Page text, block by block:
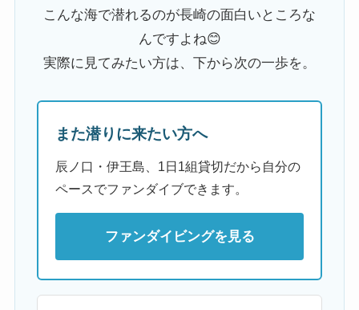
こんな海で潜れるのが長崎の面白いところな
んですよね😊
実際に見てみたい方は、下から次の一歩を。
また潜りに来たい方へ
辰ノ口・伊王島、1日1組貸切だから自分の
ペースでファンダイブできます。
ファンダイビングを見る